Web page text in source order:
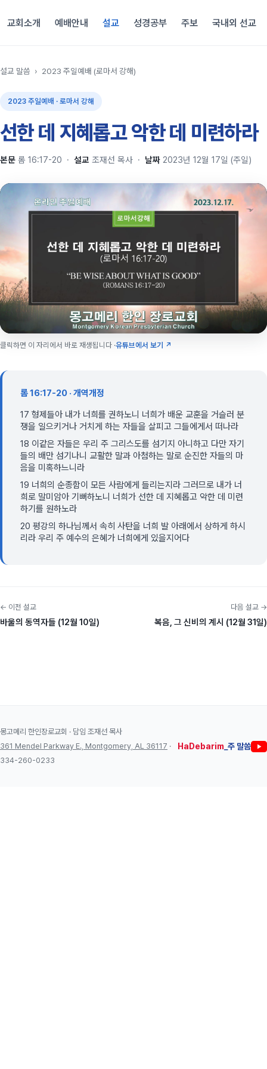
교회소개 예배안내 설교 성경공부 주보 국내외 선교
설교 말씀 › 2023 주일예배 (로마서 강해)
2023 주일예배 · 로마서 강해
선한 데 지혜롭고 악한 데 미련하라
본문 롬 16:17-20 · 설교 조재선 목사 · 날짜 2023년 12월 17일 (주일)
클릭하면 이 자리에서 바로 재생됩니다 ·유튜브에서 보기 ↗
롬 16:17-20 · 개역개정
17 형제들아 내가 너희를 권하노니 너희가 배운 교훈을 거슬러 분
쟁을 일으키거나 거치게 하는 자들을 살피고 그들에게서 떠나라
18 이같은 자들은 우리 주 그리스도를 섬기지 아니하고 다만 자기
들의 배만 섬기나니 교활한 말과 아첨하는 말로 순진한 자들의 마
음을 미혹하느니라
19 너희의 순종함이 모든 사람에게 들리는지라 그러므로 내가 너
희로 말미암아 기뻐하노니 너희가 선한 데 지혜롭고 악한 데 미련
하기를 원하노라
20 평강의 하나님께서 속히 사탄을 너희 발 아래에서 상하게 하시
리라 우리 주 예수의 은혜가 너희에게 있을지어다
← 이전 설교
바울의 동역자들 (12월 10일)
다음 설교 →
복음, 그 신비의 계시 (12월 31일)
몽고메리 한인장로교회 · 담임 조재선 목사
361 Mendel Parkway E., Montgomery, AL 36117 ·
334-260-0233
HaDebarim _주 말씀